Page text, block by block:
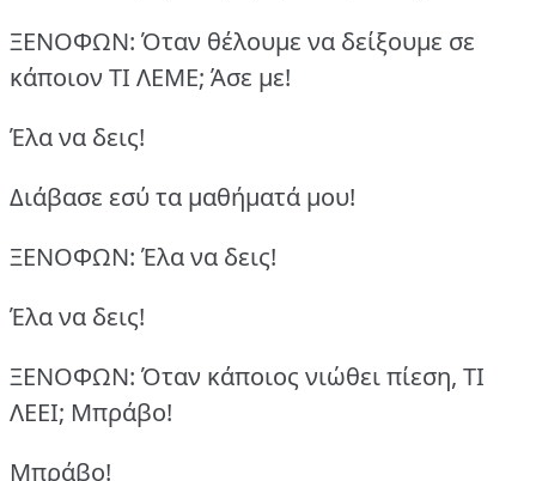
ΞΕΝΟΦΩΝ: Όταν θέλουμε να δείξουμε σε
κάποιον ΤΙ ΛΕΜΕ; Άσε με!
Έλα να δεις!
Διάβασε εσύ τα μαθήματά μου!
ΞΕΝΟΦΩΝ: Έλα να δεις!
Έλα να δεις!
ΞΕΝΟΦΩΝ: Όταν κάποιος νιώθει πίεση, ΤΙ
ΛΕΕΙ; Μπράβο!
Μπράβο!